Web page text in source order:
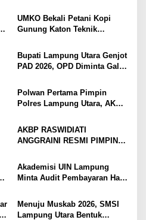
UMKO Bekali Petani Kopi
Gunung Katon Teknik
Jual Hasil Panen Meningkat
Bupati Lampung Utara Genjot
PAD 2026, OPD Diminta Gali
hingga Optimalkan PBB-P2
Polwan Pertama Pimpin
Polres Lampung Utara, AKBP
Pedang Pora
AKBP RASWIDIATI
ANGGRAINI RESMI PIMPIN
BAWA KOMITMEN PERKUAT
KAMTIBMAS DAN
PELAYANAN PRESISI
Akademisi UIN Lampung
Minta Audit Pembayaran Hak
Kepastian Hukum Tak Boleh
Berlarut
Menuju Muskab 2026, SMSI
Lampung Utara Bentuk